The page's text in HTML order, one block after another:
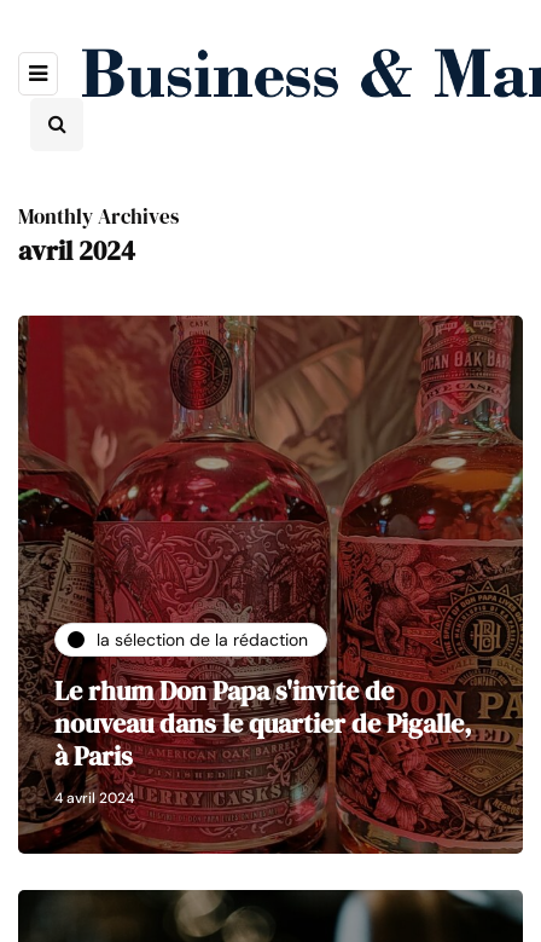
Monthly Archives
avril 2024
la sélection de la rédaction
Le rhum Don Papa s'invite de
nouveau dans le quartier de Pigalle,
à Paris
4 avril 2024